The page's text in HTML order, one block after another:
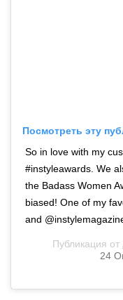
Посмотреть эту
So in love with my
#instyleawards. We
the Badass Women
biased! One of my
and
Публикация от
24